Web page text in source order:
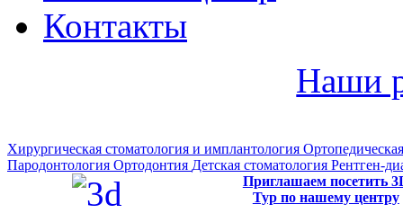
Контакты
Наши
Хирургическая стоматология и имплантология
Пародонтология Ортодонтия Детская стоматология Рентген-
Приглашаем посетить
Тур по нашему центру